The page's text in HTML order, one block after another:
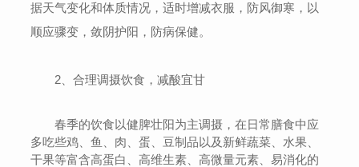
据天气变化和体质情况，适时增减衣服，防风御寒，以
顺应骤变，敛阴护阳，防病保健。
2、合理调摄饮食，减酸宜甘
春季的饮食以健脾壮阳为主调摄，在日常膳食中应
多吃些鸡、鱼、肉、蛋、豆制品以及新鲜蔬菜、水果、
干果等富含高蛋白、高维生素、高微量元素、易消化的